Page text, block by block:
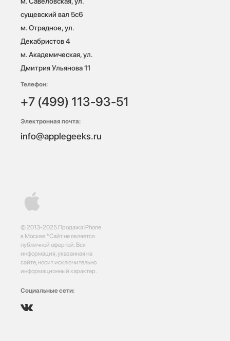
© 2013-2025 Продажа iPhone
в Москве *Сайт не является
публичной офертой. Вся
информация, указанная на
сайте, носит исключительно
информационный характер.
Социальные сети:
сущевский вал 5с6
м. Отрадное, ул.
Декабристов 4
м. Академическая, ул.
Дмитрия Ульянова 11
Телефон:
+7 (499) 113-93-51
Электронная почта:
info@applegeeks.ru